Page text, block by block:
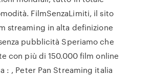
FilmSenzaLimiti, il sito
streaming in alta definizione
pubblicità Speriamo che
con più di 150.000 film online
: , Peter Pan Streaming italia